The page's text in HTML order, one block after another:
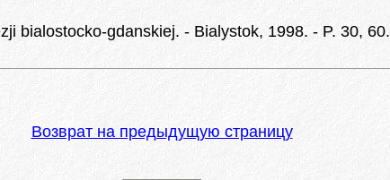
bialostocko-gdanskiej. - Bialystok, 1998. - P. 30, 60.
Возврат на предыдущую страницу